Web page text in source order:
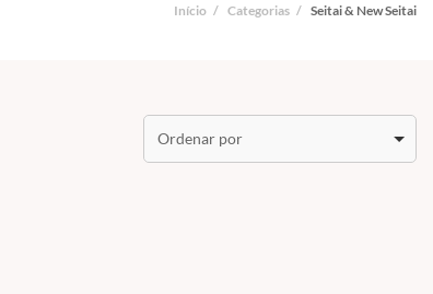
Início / Categorias / Seitai & New Seitai
Ordenar por